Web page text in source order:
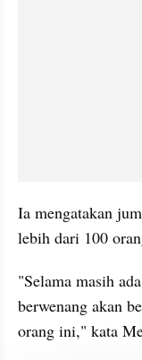
Ia mengatakan
lebih dari 100
"Selama masih
berwenang akan
orang ini," kata